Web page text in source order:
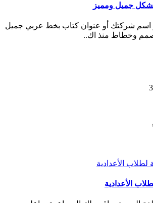
جميل ومميز
اسم شركتك أو عنوان كتاب بخط عربي جميل
وخطاط منذ اك..
الأعدادية